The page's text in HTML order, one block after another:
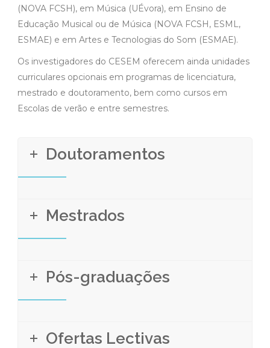
(NOVA FCSH), em Música (UÉvora), em Ensino de
Educação Musical ou de Música (NOVA FCSH, ESML,
ESMAE) e em Artes e Tecnologias do Som (ESMAE).
Os investigadores do CESEM oferecem ainda unidades
curriculares opcionais em programas de licenciatura,
mestrado e doutoramento, bem como cursos em
Escolas de verão e entre semestres.
Doutoramentos
Mestrados
Pós-graduações
Ofertas Lectivas